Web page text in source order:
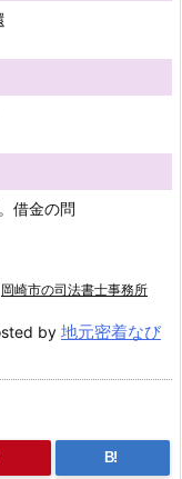
借金の問
岡崎市の司法書士事務所
by 地元密着なび
B!